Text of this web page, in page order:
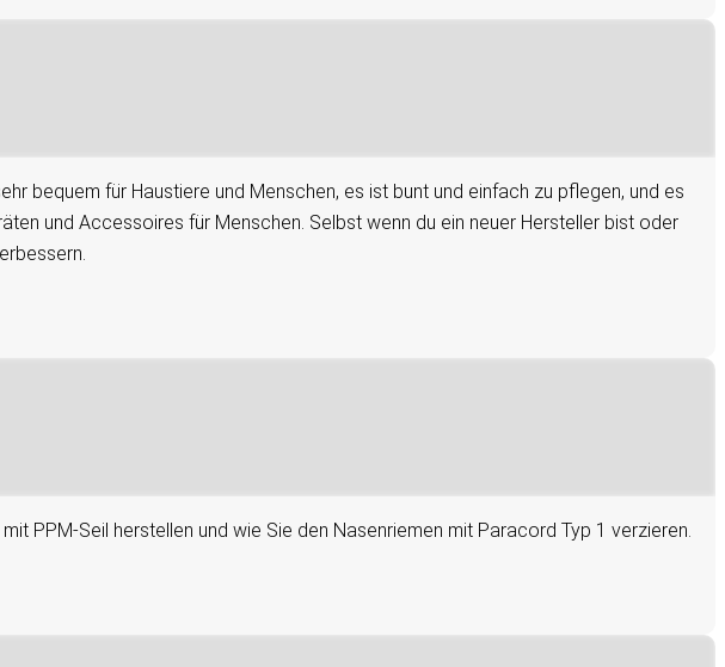
bequem für Haustiere und Menschen, es ist bunt und einfach zu pflegen, und es
und Accessoires für Menschen. Selbst wenn du ein neuer Hersteller bist oder
PPM-Seil herstellen und wie Sie den Nasenriemen mit Paracord Typ 1 verzieren.